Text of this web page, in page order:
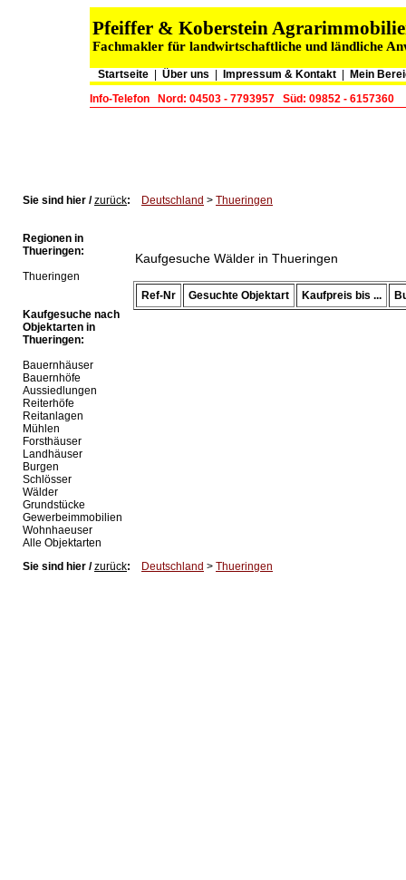
Pfeiffer & Koberstein
Fachmakler für landwirtschaftliche und ländliche
Startseite| Über uns Impressum & Kontakt|
Mein
Info-Telefon
Nord: 04503 - 7793957 Süd: 09852 - 6157360
Sie sind hier /zurück: Deutschland > Thueringen
Regionen in
Thueringen:
Thueringen
Kaufgesuche nach
Objektarten in
Thueringen:
Bauernhäuser
Bauernhöfe
Aussiedlungen
Reiterhöfe
Reitanlagen
Mühlen
Forsthäuser
Landhäuser
Burgen
Schlösser
Wälder
Grundstücke
Gewerbeimmobilien
Wohnhaeuser
Alle Objektarten
Kaufgesuche Wälder in Thueringen
Ref-Nr Gesuchte Objektart Kaufpreis bis ...
Sie sind hier /zurück: Deutschland > Thueringen